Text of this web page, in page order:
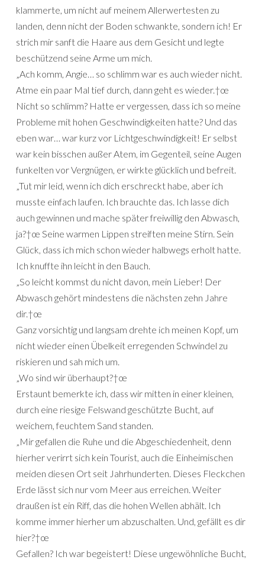
klammerte, um nicht auf meinem Allerwertesten zu
landen, denn nicht der Boden schwankte, sondern ich! Er
strich mir sanft die Haare aus dem Gesicht und legte
beschützend seine Arme um mich.
„Ach komm, Angie… so schlimm war es auch wieder nicht.
Atme ein paar Mal tief durch, dann geht es wieder.†œ
Nicht so schlimm? Hatte er vergessen, dass ich so meine
Probleme mit hohen Geschwindigkeiten hatte? Und das
eben war… war kurz vor Lichtgeschwindigkeit! Er selbst
war kein bisschen außer Atem, im Gegenteil, seine Augen
funkelten vor Vergnügen, er wirkte glücklich und befreit.
„Tut mir leid, wenn ich dich erschreckt habe, aber ich
musste einfach laufen. Ich brauchte das. Ich lasse dich
auch gewinnen und mache später freiwillig den Abwasch,
ja?†œ Seine warmen Lippen streiften meine Stirn. Sein
Glück, dass ich mich schon wieder halbwegs erholt hatte.
Ich knuffte ihn leicht in den Bauch.
„So leicht kommst du nicht davon, mein Lieber! Der
Abwasch gehört mindestens die nächsten zehn Jahre
dir.†œ
Ganz vorsichtig und langsam drehte ich meinen Kopf, um
nicht wieder einen Übelkeit erregenden Schwindel zu
riskieren und sah mich um.
„Wo sind wir überhaupt?†œ
Erstaunt bemerkte ich, dass wir mitten in einer kleinen,
durch eine riesige Felswand geschützte Bucht, auf
weichem, feuchtem Sand standen.
„Mir gefallen die Ruhe und die Abgeschiedenheit, denn
hierher verirrt sich kein Tourist, auch die Einheimischen
meiden diesen Ort seit Jahrhunderten. Dieses Fleckchen
Erde lässt sich nur vom Meer aus erreichen. Weiter
draußen ist ein Riff, das die hohen Wellen abhält. Ich
komme immer hierher um abzuschalten. Und, gefällt es dir
hier?†œ
Gefallen? Ich war begeistert! Diese ungewöhnliche Bucht,